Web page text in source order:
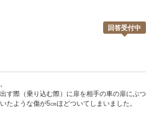
回答受付中
す際（乗り込む際）に扉を相手の車の扉にぶつ
たような傷が5㎝ほどついてしまいました。